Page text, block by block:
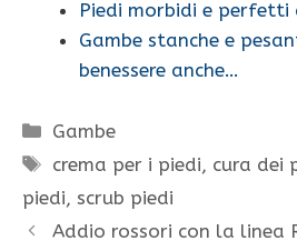
Piedi morbidi e perfetti
Gambe stanche e
benessere anche…
Categorie
Gambe
Tag
crema per i piedi, cura dei
piedi, scrub piedi
Addio rossori con la linea